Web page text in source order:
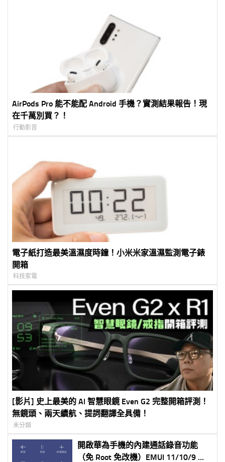
AirPods Pro 能不能配 Android 手機？實測結果報告！現
在千萬別買？！
行動影音
電子紙打造最美溫濕度時鐘！小米米家溫濕監測電子錶
開箱
科技家電
[影片] 史上最美的 AI 智慧眼鏡 Even G2 完整開箱評測！
無鏡頭、兩天續航、提詞翻譯全具備！
未分類
開啟華為手機的內建通話錄音功能
（免 Root 免改機）EMUI 11/10/9 都